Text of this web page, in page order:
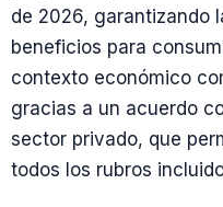
de 2026, garantizando
beneficios para
contexto económico
gracias a un acuerdo
sector privado, que
todos los rubros